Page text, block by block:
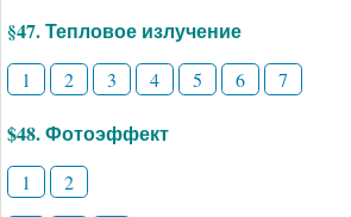
§47. Тепловое излучение
1 2 3 4 5 6 7
$48. Фотоэффект
1
2